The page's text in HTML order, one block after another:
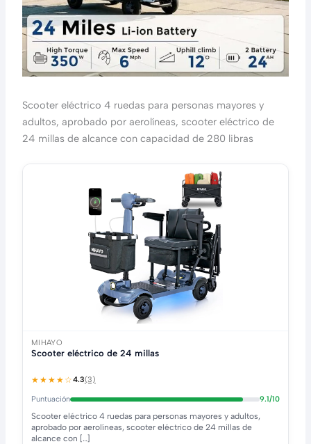
Scooter eléctrico 4 ruedas para personas mayores y
adultos, aprobado por aerolíneas, scooter eléctrico de
24 millas de alcance con capacidad de 280 libras
MIHAYO
Scooter eléctrico de 24 millas
★★★★☆4.3(3)
Puntuación 9.1/10
Scooter eléctrico 4 ruedas para personas mayores y adultos,
aprobado por aerolíneas, scooter eléctrico de 24 millas de
alcance con […]